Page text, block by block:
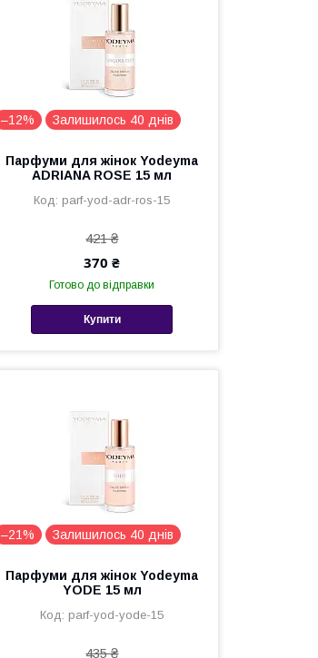
–12% Залишилось 40 днів
Парфуми для жінок Yodeyma
ADRIANA ROSE 15 мл
parf-yod-adr-ros-15
421 ₴
370 ₴
Готово до відправки
Купити
–21% Залишилось 40 днів
Парфуми для жінок Yodeyma
YODE 15 мл
parf-yod-yode-15
435 ₴